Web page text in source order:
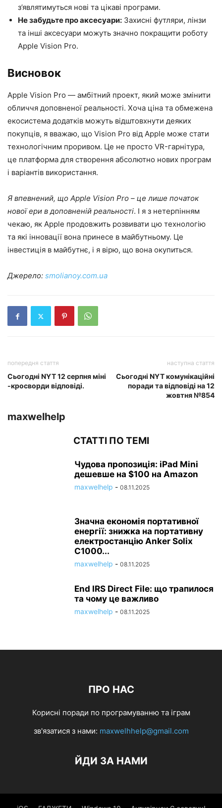
з’являтимуться нові та цікаві програми.
Не забудьте про аксесуари: Захисні футляри, лінзи
та інші аксесуари можуть значно покращити роботу
Apple Vision Pro.
Висновок
Apple Vision Pro — амбітний проект, який може змінити
обличчя доповненої реальності. Хоча ціна та обмежена
екосистема додатків можуть відштовхнути деяких
покупців, я вважаю, що Vision Pro від Apple може стати
технологічним проривом. Це не просто VR-гарнітура,
це платформа для створення абсолютно нових програм
і варіантів використання.
Я впевнений, що Apple Vision Pro – це лише початок
нової ери в доповненій реальності. І я з нетерпінням
чекаю, як Apple продовжить розвивати цю технологію
та які інновації вона принесе в майбутньому. Це
інвестиція в майбутнє, і я вірю, що вона окупиться.
Джерело: smolianoy.com.ua
попередня стаття
Сьогодні NYT 12 серпня міні
-кросворди відповіді.
наступна стаття
Сьогодні NYT комунікаційні
поради та відповіді на 12
жовтня №854
maxwelhelp
СТАТТІ ПО ТЕМІ
Чудова пропозиція: iPad Mini
дешевше на $100 на Amazon
maxwelhelp - 08.11.2025
Значна економія портативної
енергії: знижка на портативну
електростанцію Anker Solix
C1000...
maxwelhelp - 08.11.2025
End IRS Direct File: що трапилося
та чому це важливо
maxwelhelp - 08.11.2025
ПРО НАС
Корисні поради по програмуванню та іграм
зв'язатися з нами: maxwelhhelp@gmail.com
ЙДИ ЗА НАМИ